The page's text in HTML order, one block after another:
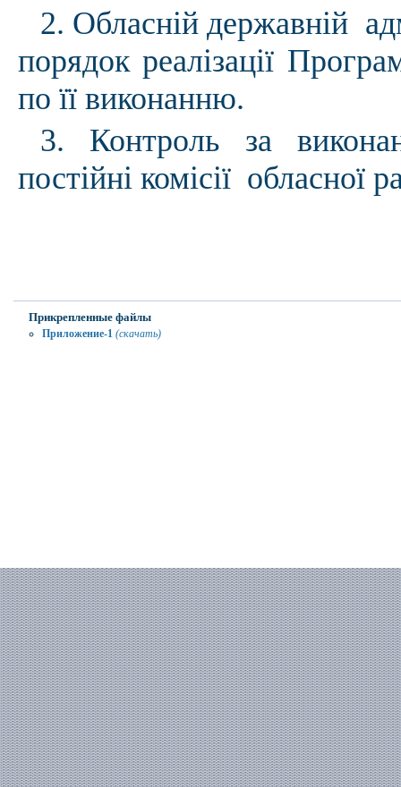
2. Обласній державній
порядок реалізації
по її виконанню.
3. Контроль за
постійні комісії обласної
Прикрепленные файлы
Приложение-1 (скачать)